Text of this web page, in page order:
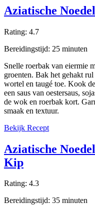
Aziatische
Rating: 4.7
Bereidingstijd: 25 minuten
Snelle roerbak van eiermie
groenten. Bak het gehakt
wortel en taugé toe. Kook
een saus van oestersaus,
de wok en roerbak kort.
smaak en textuur.
Bekijk Recept
Aziatische
Kip
Rating: 4.3
Bereidingstijd: 35 minuten